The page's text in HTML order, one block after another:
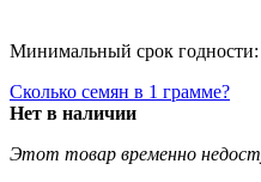
Минимальный срок годности:
Сколько семян в 1 грамме?
Нет в наличии
Этот товар временно